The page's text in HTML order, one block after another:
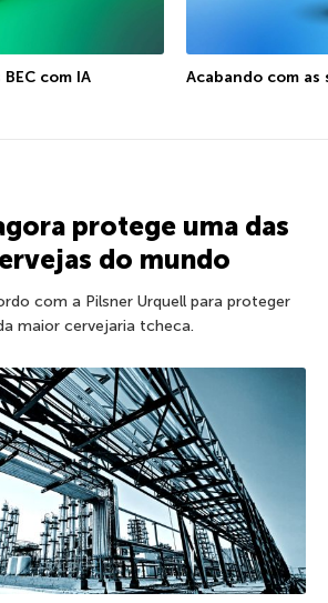
com IA Acabando com
protege uma das
do mundo
com a Pilsner Urquell para proteger
maior cervejaria tcheca.